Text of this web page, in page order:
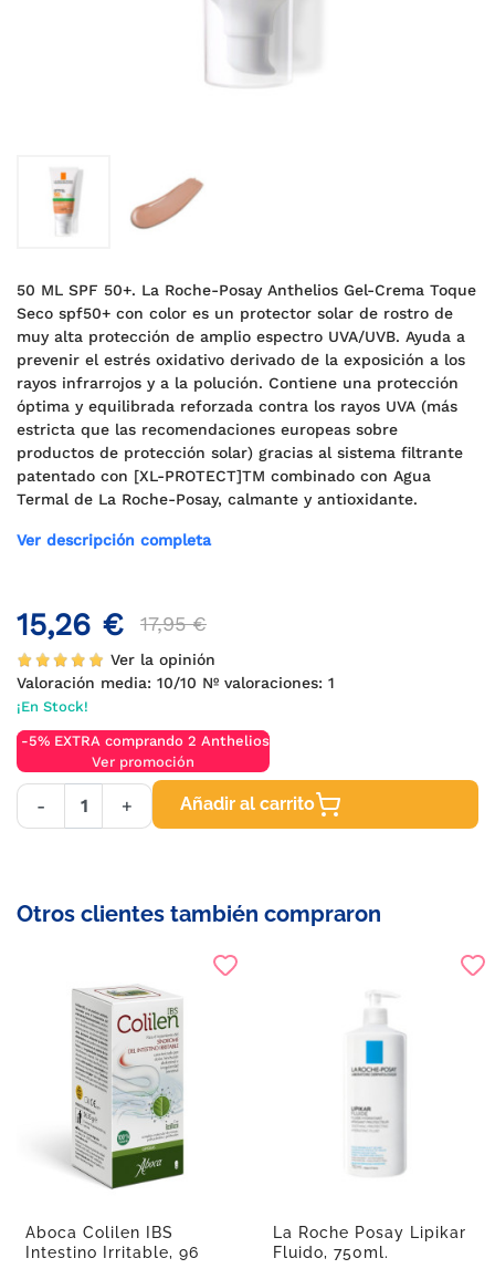
50 ML SPF 50+. La Roche-Posay Anthelios Gel-Crema Toque
Seco spf50+ con color es un protector solar de rostro de
muy alta protección de amplio espectro UVA/UVB. Ayuda a
prevenir el estrés oxidativo derivado de la exposición a los
rayos infrarrojos y a la polución. Contiene una protección
óptima y equilibrada reforzada contra los rayos UVA (más
estricta que las recomendaciones europeas sobre
productos de protección solar) gracias al sistema filtrante
patentado con [XL-PROTECT]TM combinado con Agua
Termal de La Roche-Posay, calmante y antioxidante.
Ver descripción completa
15,26 € 17,95 €
Ver la opinión
Valoración media:10/10 Nº valoraciones:1
¡En Stock!
-5% EXTRA comprando 2 Anthelios
Ver promoción
- + Añadir al carrito
Otros clientes también compraron
Aboca Colilen IBS
Intestino Irritable, 96
La Roche Posay Lipikar
Fluido, 750ml.